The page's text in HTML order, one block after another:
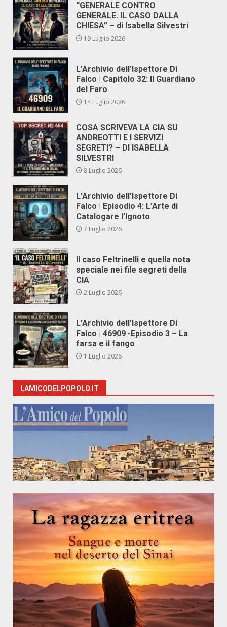
“GENERALE CONTRO
GENERALE. IL CASO DALLA
CHIESA” – di Isabella Silvestri
19 Luglio 2026
L’Archivio dell’Ispettore Di
Falco | Capitolo 32: Il Guardiano
del Faro
14 Luglio 2026
COSA SCRIVEVA LA CIA SU
ANDREOTTI E I SERVIZI
SEGRETI? – DI ISABELLA
SILVESTRI
8 Luglio 2026
L’Archivio dell’Ispettore Di
Falco | Episodio 4: L’Arte di
Catalogare l’Ignoto
7 Luglio 2026
Il caso Feltrinelli e quella nota
speciale nei file segreti della
CIA
2 Luglio 2026
L’Archivio dell’Ispettore Di
Falco | 46909 -Episodio 3 – La
farsa e il fango
1 Luglio 2026
LAMICODELPOPOLO.IT